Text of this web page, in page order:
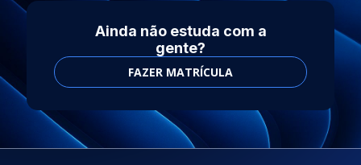
Ainda não estuda com a
gente?
FAZER MATRÍCULA